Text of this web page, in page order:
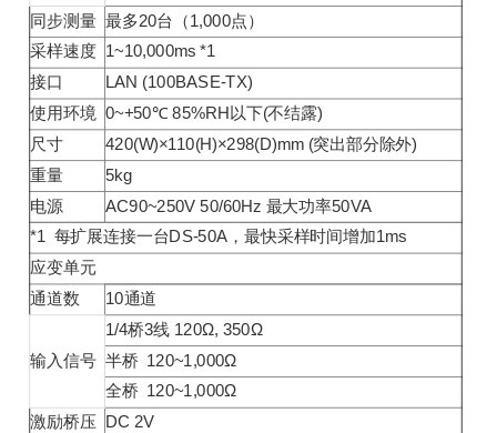
同步测量 最多20台（1,000点）
采样速度 1~10,000ms *1
接口
LAN (100BASE-TX)
使用环境 0~+50℃ 85%RH以下(不结露)
尺寸
420(W)×110(H)×298(D)mm (突出部分除外)
重量
5kg
电源
AC90~250V 50/60Hz 最大功率50VA
*1 每扩展连接一台DS-50A，最快采样时间增加1ms
应变单元
通道数
10通道
输入信号
1/4桥3线 120Ω, 350Ω
半桥 120~1,000Ω
全桥 120~1,000Ω
激励桥压
DC 2V